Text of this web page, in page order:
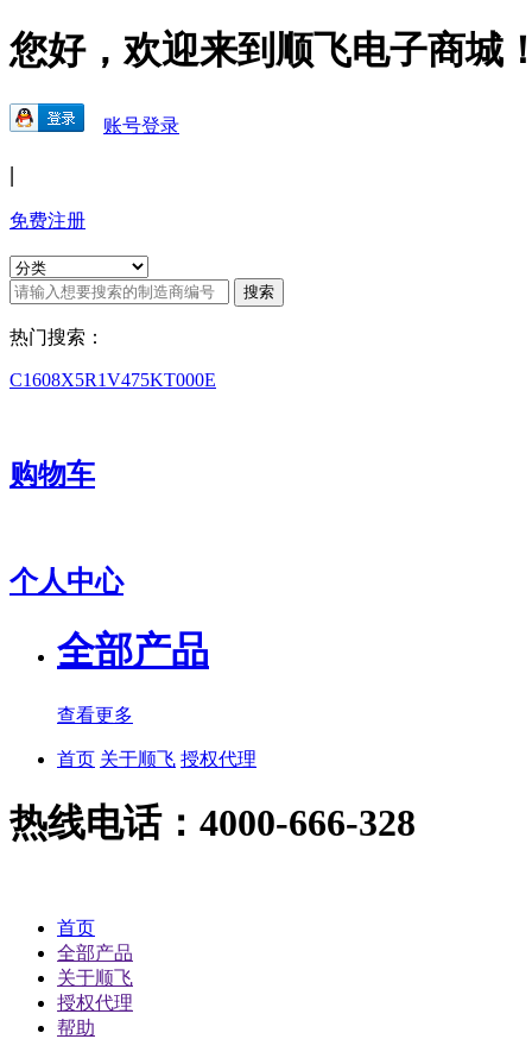
您好，欢迎来到顺飞电子商城
账号登录
|
免费注册
热门搜索：
C1608X5R1V475KT000E
购物车
个人中心
全部产品
查看更多
首页 关于顺飞 授权代理
热线电话：4000-666-328
首页
全部产品
关于顺飞
授权代理
帮助